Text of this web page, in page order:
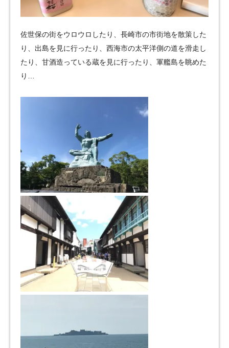
佐世保の街をウロウロしたり、長崎市の市街地を散策した
り、出島を見に行ったり、西海市の太平洋側の道を滑走し
たり、甘酒造っている蔵を見に行ったり、軍艦島を眺めた
り…